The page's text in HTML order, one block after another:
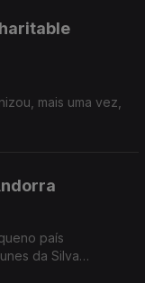
mais uma vez,
país
da Silva